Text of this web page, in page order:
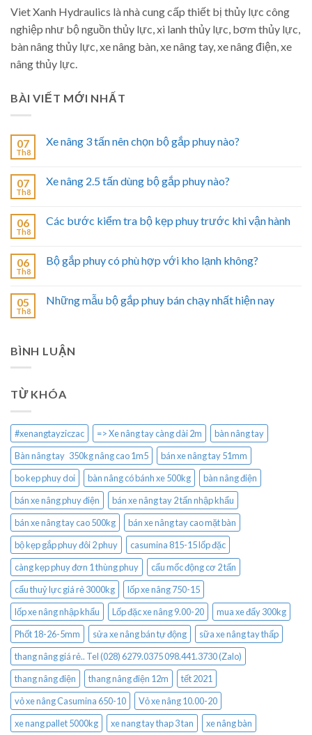
Viet Xanh Hydraulics là nhà cung cấp thiết bị thủy lực công
nghiệp như bộ nguồn thủy lực, xi lanh thủy lực, bơm thủy lực,
bàn nâng thủy lực, xe nâng bàn, xe nâng tay, xe nâng điện, xe
nâng thủy lực.
BÀI VIẾT MỚI NHẤT
07
Th8
Xe nâng 3 tấn nên chọn bộ gắp phuy nào?
07
Th8
Xe nâng 2.5 tấn dùng bộ gắp phuy nào?
06
Th8
Các bước kiểm tra bộ kẹp phuy trước khi vận hành
06
Th8
Bộ gắp phuy có phù hợp với kho lạnh không?
05
Th8
Những mẫu bộ gắp phuy bán chạy nhất hiện nay
BÌNH LUẬN
TỪ KHÓA
#xenangtayziczac => Xe nâng tay càng dài 2m
bàn nâng tay
Bàn nâng tay 350kg nâng cao 1m5
bán xe nâng tay 51mm
bo kep phuy doi
bàn nâng có bánh xe 500kg
bàn nâng điện
bán xe nâng phuy điện
bán xe nâng tay 2 tấn nhập khẩu
bán xe nâng tay cao 500kg
bán xe nâng tay cao mặt bàn
bộ kẹp gắp phuy đôi 2 phuy
casumina 815-15 lốp đặc
càng kẹp phuy đơn 1 thùng phuy
cẩu mốc động cơ 2 tấn
cẩu thuỷ lực giá rẻ 3000kg
lốp xe nâng 750-15
lốp xe nâng nhập khẩu
Lốp đặc xe nâng 9.00-20
mua xe đẩy 300kg
Phốt 18-26-5mm
sửa xe nâng bán tự động
sữa xe nâng tay thấp
thang nâng giá rẻ.. Tel (028) 6279.0375 098.441.3730 (Zalo)
thang nâng điện
thang nâng điện 12m
tết 2021
vỏ xe nâng Casumina 650-10
Vỏ xe nâng 10.00-20
xe nang pallet 5000kg
xe nang tay thap 3 tan
xe nâng bàn